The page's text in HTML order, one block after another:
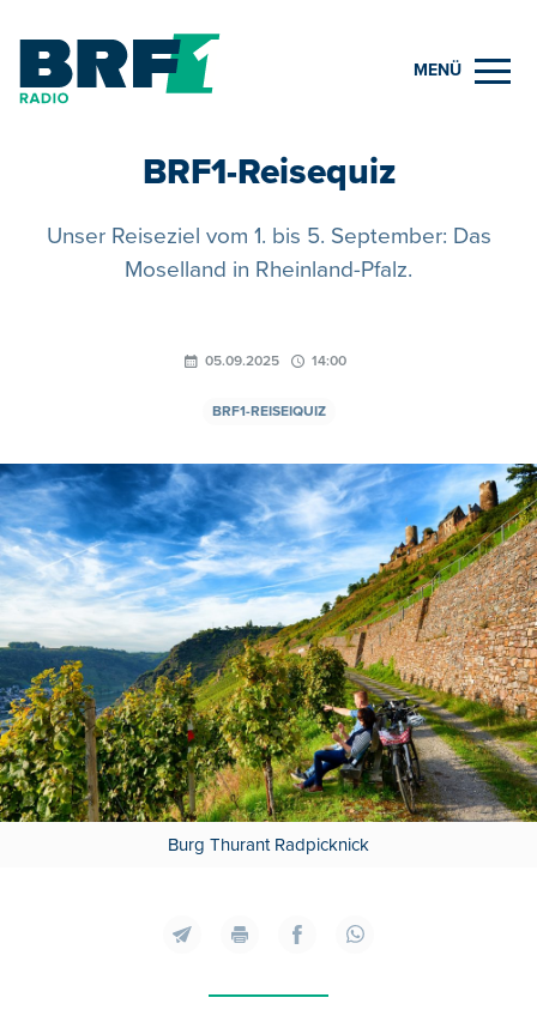
MENÜ
BRF1-Reisequiz
Unser Reiseziel vom 1. bis 5. September: Das
Moselland in Rheinland-Pfalz.
05.09.2025 14:00
BRF1-REISEIQUIZ
Burg Thurant Radpicknick